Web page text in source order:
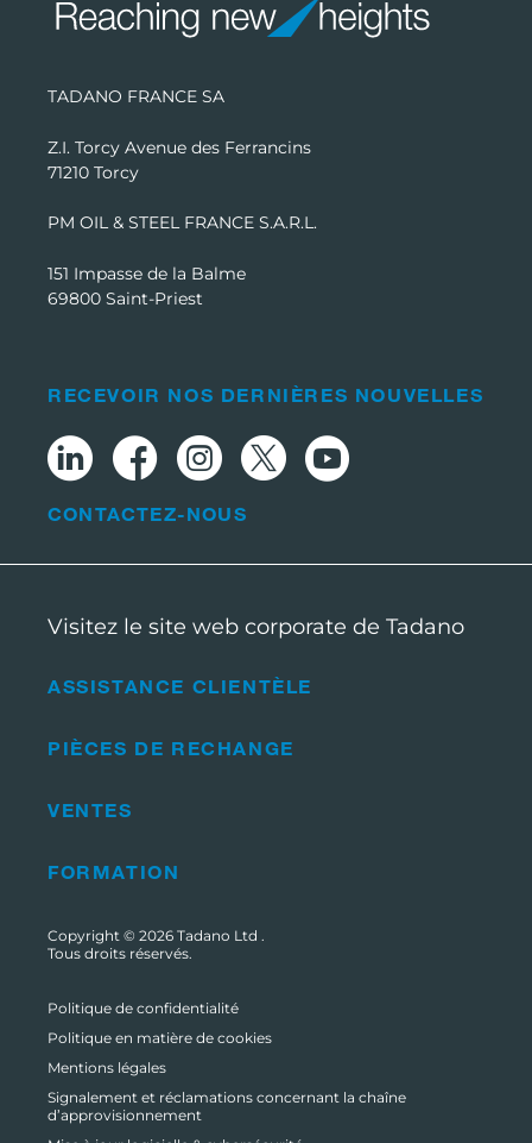
TADANO FRANCE SA
Z.I. Torcy Avenue des Ferrancins
71210 Torcy
PM OIL & STEEL FRANCE S.A.R.L.
151 Impasse de la Balme
69800 Saint-Priest
ASSISTANCE CLIENTÈLE
PIÈCES DE RECHANGE
VENTES
FORMATION
RECEVOIR NOS DERNIÈRES NOUVELLES
CONTACTEZ-NOUS
Visitez le site web corporate de Tadano
Copyright © 2026 Tadano Ltd .
Tous droits réservés.
Politique de confidentialité
Politique en matière de cookies
Mentions légales
Signalement et réclamations concernant la chaîne
d’approvisionnement